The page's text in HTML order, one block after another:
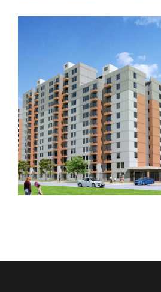
Torres del Parque
PROYECTOS CONSTRUIDOS